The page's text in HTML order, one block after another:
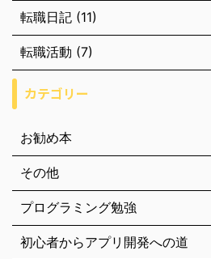
転職日記 (11)
転職活動 (7)
カテゴリー
お勧め本
その他
プログラミング勉強
初心者からアプリ開発への道